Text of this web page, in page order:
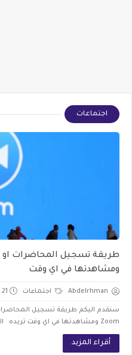
اجتماعات
ومشاهدتها في اي وقت
Abdelrhman اجتماعات 21 أبريل 2020
سنقدم اليكم طريقة تسجيل المحاضرات
Zoom ومشاهدتها في اي وقت تريده الكثير من الطلبة تقام لهم الع...
أقراء المزيد